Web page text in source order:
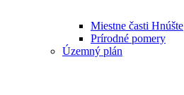
Miestne časti Hnúšte
Prírodné pomery
Územný plán